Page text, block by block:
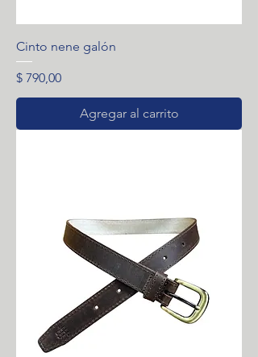
Cinto nene galón
Precio
$ 790,00
Agregar al carrito